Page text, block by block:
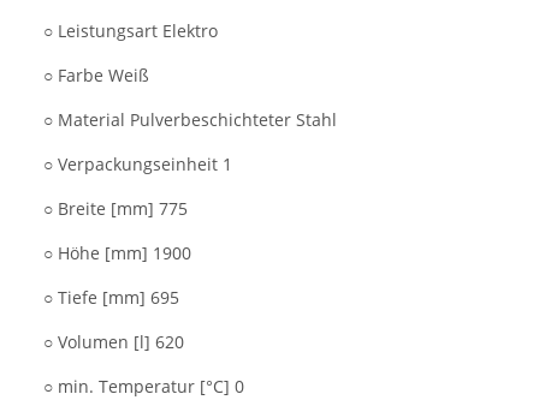
○ Leistungsart Elektro
○ Farbe Weiß
○ Material Pulverbeschichteter Stahl
○ Verpackungseinheit 1
○ Breite [mm] 775
○ Höhe [mm] 1900
○ Tiefe [mm] 695
○ Volumen [l] 620
○ min. Temperatur [°C] 0